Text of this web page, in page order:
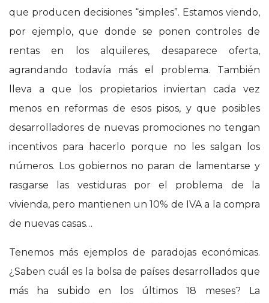
que producen decisiones “simples”. Estamos viendo,
por ejemplo, que donde se ponen controles de
rentas en los alquileres, desaparece oferta,
agrandando todavía más el problema. También
lleva a que los propietarios inviertan cada vez
menos en reformas de esos pisos, y que posibles
desarrolladores de nuevas promociones no tengan
incentivos para hacerlo porque no les salgan los
números. Los gobiernos no paran de lamentarse y
rasgarse las vestiduras por el problema de la
vivienda, pero mantienen un 10% de IVA a la compra
de nuevas casas…
Tenemos más ejemplos de paradojas económicas.
¿Saben cuál es la bolsa de países desarrollados que
más ha subido en los últimos 18 meses? La